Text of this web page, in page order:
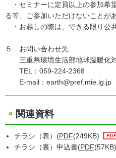
・セミナーに定員以上の参加希
る等、ご参加いただけないことが
・お越しの際は、できる限り公
５ お問い合わせ先
三重県環境生活部地球温暖化
TEL：059-224-2368
E-mail：earth@pref.mie.lg.jp
関連資料
チラシ（表）(PDF(249KB)
チラシ（裏）申込書(PDF(57KB)